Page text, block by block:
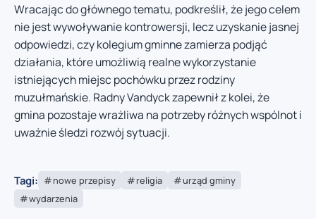
Wracając do głównego tematu, podkreślił, że jego celem
nie jest wywoływanie kontrowersji, lecz uzyskanie jasnej
odpowiedzi, czy kolegium gminne zamierza podjąć
działania, które umożliwią realne wykorzystanie
istniejących miejsc pochówku przez rodziny
muzułmańskie. Radny Vandyck zapewnił z kolei, że
gmina pozostaje wrażliwa na potrzeby różnych wspólnot i
uważnie śledzi rozwój sytuacji.
Tagi: nowe przepisy religia
urząd gminy
wydarzenia